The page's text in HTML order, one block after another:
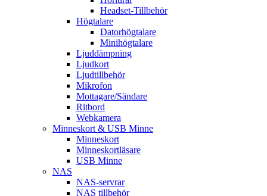
Headset-Tillbehör
Högtalare
Datorhögtalare
Minihögtalare
Ljuddämpning
Ljudkort
Ljudtillbehör
Mikrofon
Mottagare/Sändare
Ritbord
Webkamera
Minneskort & USB Minne
Minneskort
Minneskortläsare
USB Minne
NAS
NAS-servrar
NAS tillbehör